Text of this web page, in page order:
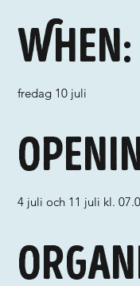
When:
fredag 10 juli
4 juli och 11 juli kl.